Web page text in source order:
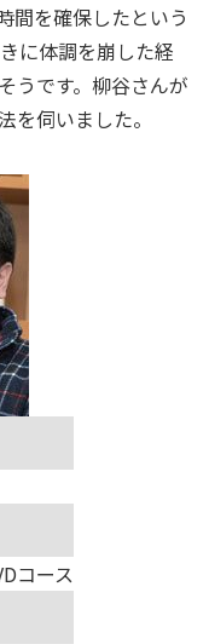
間を確保したという
に体調を崩した経
うです。柳谷さんが
を伺いました。
コース